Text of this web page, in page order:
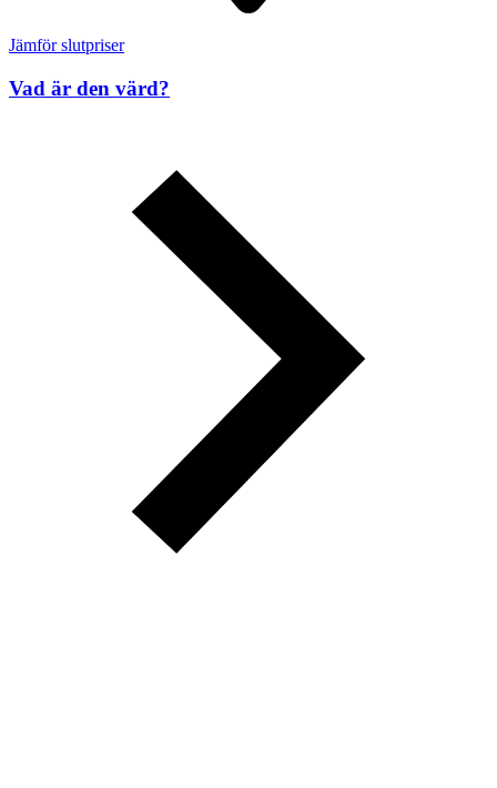
Jämför slutpriser
Vad är den värd?